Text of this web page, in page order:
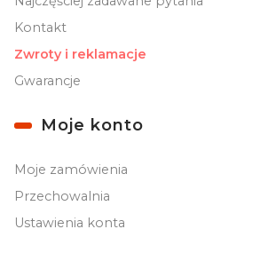
Kontakt
Zwroty i reklamacje
Gwarancje
Moje konto
Moje zamówienia
Przechowalnia
Ustawienia konta